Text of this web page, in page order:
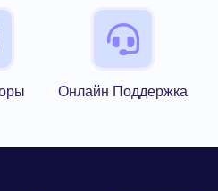
Онлайн Поддержка